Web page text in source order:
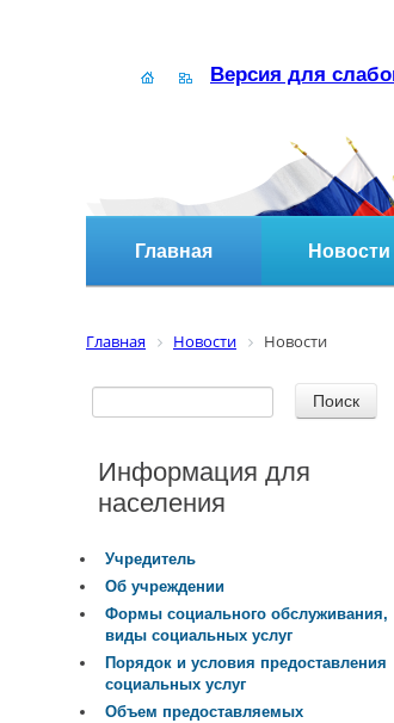
Версия для
Главная Новости
Главная Новости Новости
Информация для
населения
Учредитель
Об учреждении
Формы социального обслуживания,
виды социальных услуг
Порядок и условия предоставления
социальных услуг
Объем предоставляемых